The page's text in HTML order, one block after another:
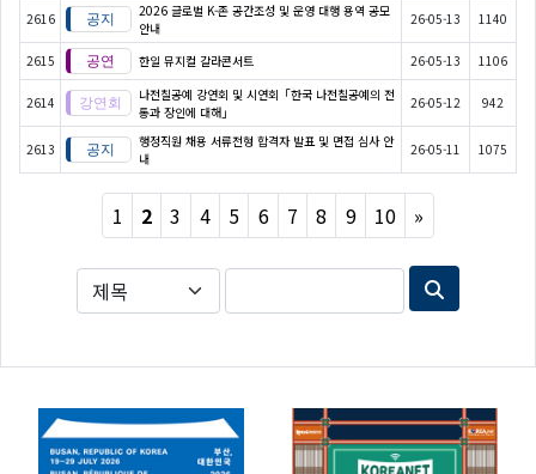
2616
2026 글로벌 K-존 공간조성 및 운영 대행 용역 공모
안내
26-05-13 1140
2615 한일 뮤지컬 갈라콘서트 26-05-13 1106
2614
나전칠공예 강연회 및 시연회「한국 나전칠공예의 전
통과 장인에 대해」
26-05-12 942
2613
행정직원 채용 서류전형 합격자 발표 및 면접 심사 안
내
26-05-11 1075
1 2 3 4 5 6 7 8 9 10 »